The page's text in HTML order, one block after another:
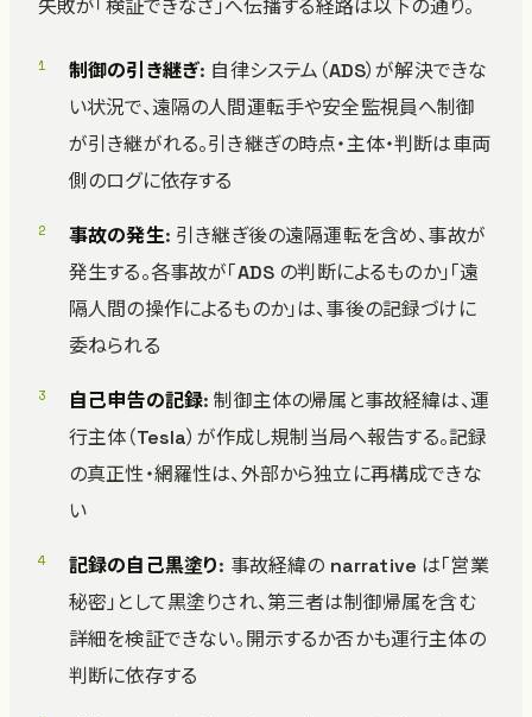
失敗が「検証できなさ」へ伝播する経路は以下の通り。
制御の引き継ぎ: 自律システム（ADS）が解決できな
い状況で、遠隔の人間運転手や安全監視員へ制御
が引き継がれる。引き継ぎの時点・主体・判断は車両
側のログに依存する
事故の発生: 引き継ぎ後の遠隔運転を含め、事故が
発生する。各事故が「ADS の判断によるものか」「遠
隔人間の操作によるものか」は、事後の記録づけに
委ねられる
自己申告の記録: 制御主体の帰属と事故経緯は、運
行主体（Tesla）が作成し規制当局へ報告する。記録
の真正性・網羅性は、外部から独立に再構成できな
い
記録の自己黒塗り: 事故経緯の narrative は「営業
秘密」として黒塗りされ、第三者は制御帰属を含む
詳細を検証できない。開示するか否かも運行主体の
判断に依存する